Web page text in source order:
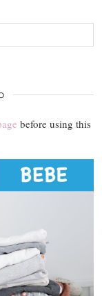
before using this